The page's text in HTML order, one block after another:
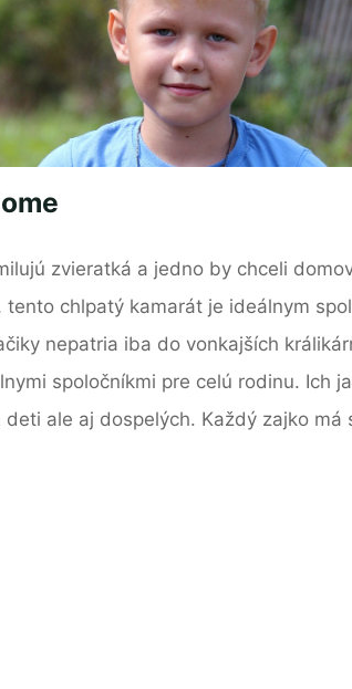
zvieratká a jedno by chceli
tento chlpatý kamarát je ideálnym
nepatria iba do vonkajších
spoločníkmi pre celú rodinu. Ich
deti ale aj dospelých. Každý zajko má